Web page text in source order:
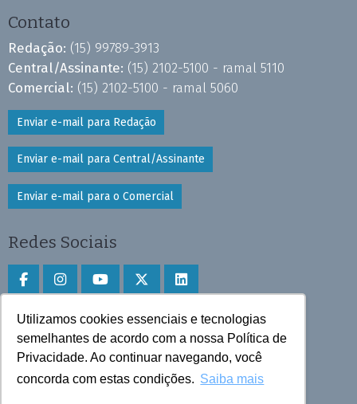
Utilizamos cookies essenciais e tecnologias
semelhantes de acordo com a nossa Política de
Privacidade. Ao continuar navegando, você
concorda com estas condições. Saiba mais
Contato
Redação: (15) 99789-3913
Central/Assinante: (15) 2102-5100 - ramal 5110
Comercial: (15) 2102-5100 - ramal 5060
Enviar e-mail para Redação
Enviar e-mail para Central/Assinante
Enviar e-mail para o Comercial
Redes Sociais
Faça download do aplicativo
Play Store e App Store